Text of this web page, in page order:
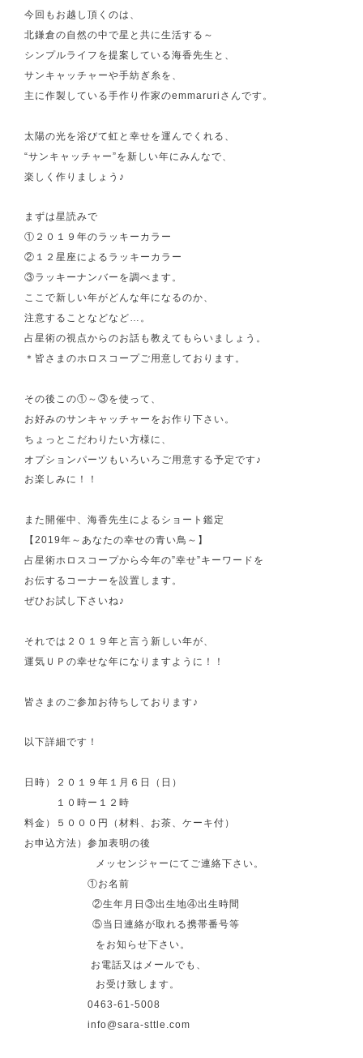
今回もお越し頂くのは、
北鎌倉の自然の中で星と共に生活する～
シンプルライフを提案している海香先生と、
サンキャッチャーや手紡ぎ糸を、
主に作製している手作り作家のemmaruriさんです。
太陽の光を浴びて虹と幸せを運んでくれる、
“サンキャッチャー”を新しい年にみんなで、
楽しく作りましょう♪
まずは星読みで
①２０１９年のラッキーカラー
②１２星座によるラッキーカラー
③ラッキーナンバーを調べます。
ここで新しい年がどんな年になるのか、
注意することなどなど…。
占星術の視点からのお話も教えてもらいましょう。
＊皆さまのホロスコープご用意しております。
その後この①～③を使って、
お好みのサンキャッチャーをお作り下さい。
ちょっとこだわりたい方様に、
オプションパーツもいろいろご用意する予定です♪
お楽しみに！！
また開催中、海香先生によるショート鑑定
【2019年～あなたの幸せの青い鳥～】
占星術ホロスコープから今年の”幸せ”キーワードを
お伝するコーナーを設置します。
ぜひお試し下さいね♪
それでは２０１９年と言う新しい年が、
運気ＵＰの幸せな年になりますように！！
皆さまのご参加お待ちしております♪
以下詳細です！
日時）２０１９年１月６日（日）
１０時ー１２時
料金）５０００円（材料、お茶、ケーキ付）
お申込方法）参加表明の後
メッセンジャーにてご連絡下さい。
①お名前
②生年月日③出生地④出生時間
⑤当日連絡が取れる携帯番号等
をお知らせ下さい。
お電話又はメールでも、
お受け致します。
0463-61-5008
info@sara-sttle.com